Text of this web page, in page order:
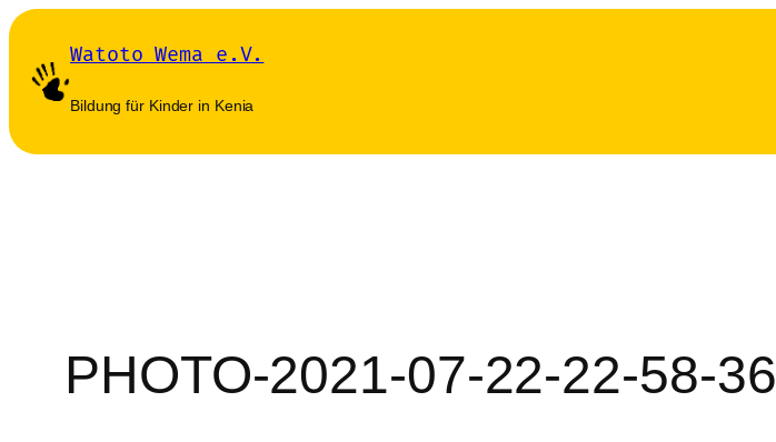
Zum
Inhalt
springen
Watoto Wema e.V.
Bildung für Kinder in Kenia
PHOTO-2021-07-22-22-58-36